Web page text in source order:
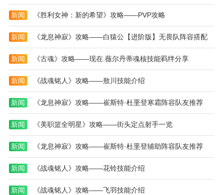
最新版本：v1.0.212 更新时间：2025-06-08
开创数字化企业学习新时代
新闻 《胜利女神：新的希望》攻略——PVP攻略
新闻 《龙息神寂》攻略——白猿公【进阶版】无畏队阵容搭配
新闻 《古魂》攻略——现在.薇尔丹蒂魂核技能羁绊分享
新闻 《战魂铭人》攻略——敖川技能介绍
新闻 《龙息神寂》攻略——崔斯特·杜垩登寒霜阵容队友推荐
新闻 《美职篮全明星》攻略——街头定点射手一览
新闻 《龙息神寂》攻略——崔斯特·杜垩登辅助阵容队友推荐
新闻 《战魂铭人》攻略——花铃技能介绍
新闻 《战魂铭人》攻略——飞羽技能介绍